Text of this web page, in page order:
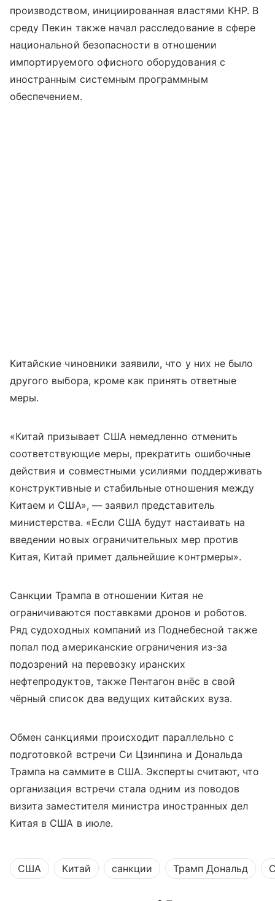
производством, инициированная властями КНР. В
среду Пекин также начал расследование в сфере
национальной безопасности в отношении
импортируемого офисного оборудования с
иностранным системным программным
обеспечением.
Китайские чиновники заявили, что у них не было
другого выбора, кроме как принять ответные
меры.
«Китай призывает США немедленно отменить
соответствующие меры, прекратить ошибочные
действия и совместными усилиями поддерживать
конструктивные и стабильные отношения между
Китаем и США», — заявил представитель
министерства. «Если США будут настаивать на
введении новых ограничительных мер против
Китая, Китай примет дальнейшие контрмеры».
Санкции Трампа в отношении Китая не
ограничиваются поставками дронов и роботов.
Ряд судоходных компаний из Поднебесной также
попал под американские ограничения из-за
подозрений на перевозку иранских
нефтепродуктов, также Пентагон внёс в свой
чёрный список два ведущих китайских вуза.
Обмен санкциями происходит параллельно с
подготовкой встречи Си Цзинпина и Дональда
Трампа на саммите в США. Эксперты считают, что
организация встречи стала одним из поводов
визита заместителя министра иностранных дел
Китая в США в июле.
США Китай санкции Трамп Дональд